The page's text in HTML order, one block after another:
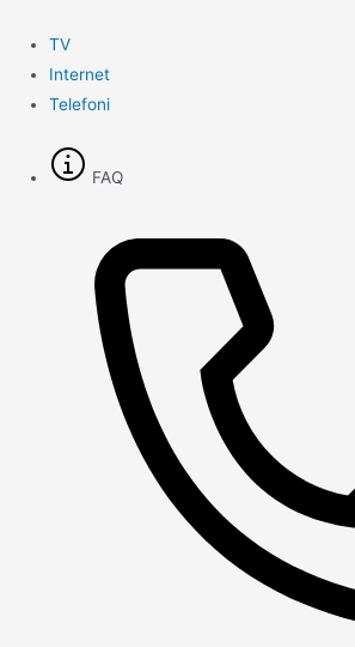
indholdet
TV
Internet
Telefoni
FAQ